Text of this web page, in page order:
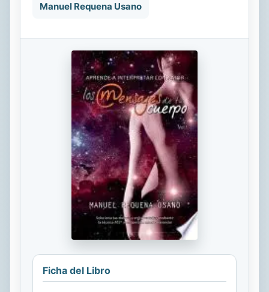
Manuel Requena Usano
Ficha del Libro